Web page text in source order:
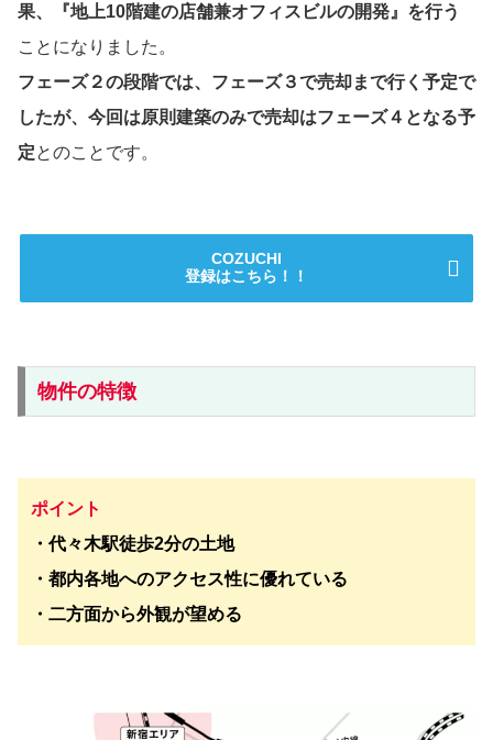
果、『地上10階建の店舗兼オフィスビルの開発』を行う
ことになりました。
フェーズ２の段階では、フェーズ３で売却まで行く予定で
したが、今回は原則建築のみで売却はフェーズ４となる予
定とのことです。
COZUCHI
登録はこちら！！
物件の特徴
ポイント
・代々木駅徒歩2分の土地
・都内各地へのアクセス性に優れている
・二方面から外観が望める